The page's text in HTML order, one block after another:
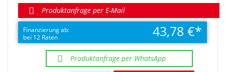
Produktanfrage per E-Mail
Finanzierung ab:
bei 12 Raten
43,78 €
Produktanfrage per WhatsApp